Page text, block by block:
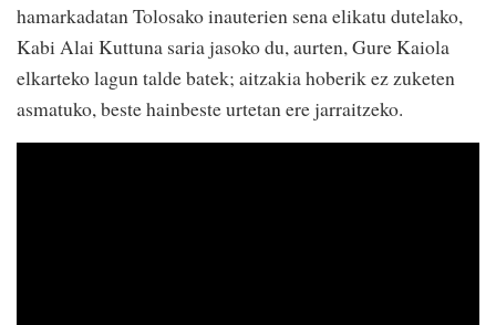
hamarkadatan Tolosako inauterien sena elikatu dutelako,
Kabi Alai Kuttuna saria jasoko du, aurten, Gure Kaiola
elkarteko lagun talde batek; aitzakia hoberik ez zuketen
asmatuko, beste hainbeste urtetan ere jarraitzeko.